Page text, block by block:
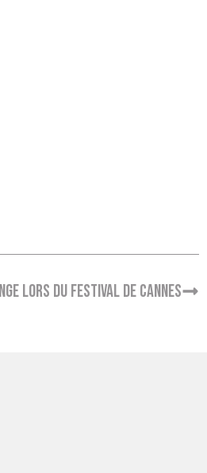
lors du Festival de Cannes